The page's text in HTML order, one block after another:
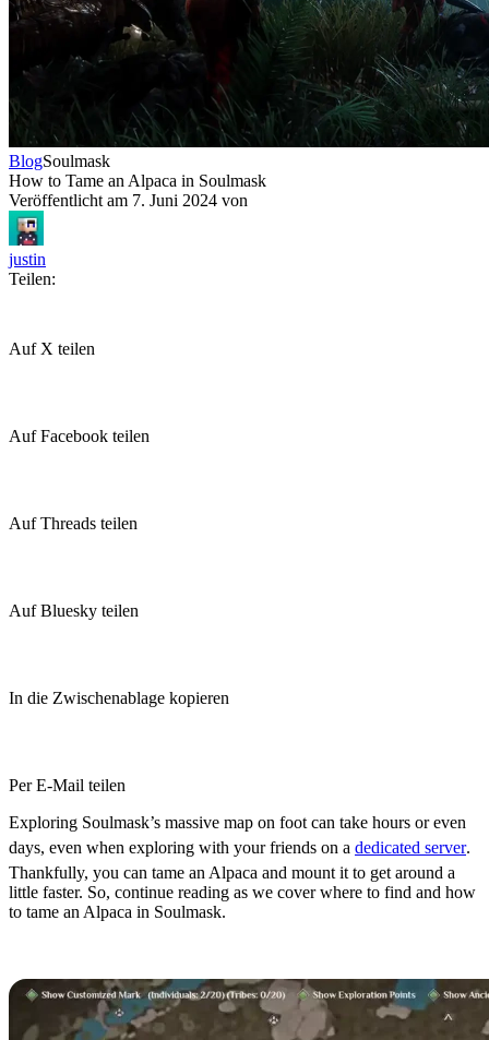
BlogSoulmask
How to Tame an Alpaca in Soulmask
Veröffentlicht am 7. Juni 2024 von
justin
Teilen:
Auf X teilen
Auf Facebook teilen
Auf Threads teilen
Auf Bluesky teilen
In die Zwischenablage kopieren
Per E-Mail teilen
Exploring Soulmask’s massive map on foot can take hours or even
days, even when exploring with your friends on a dedicated server.
Thankfully, you can tame an Alpaca and mount it to get around a
little faster. So, continue reading as we cover where to find and how
to tame an Alpaca in Soulmask.